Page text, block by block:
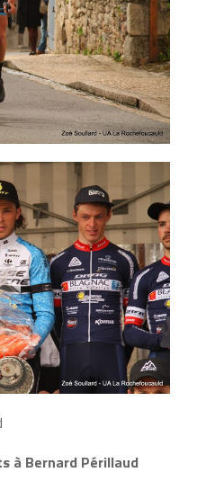
à Bernard Périllaud